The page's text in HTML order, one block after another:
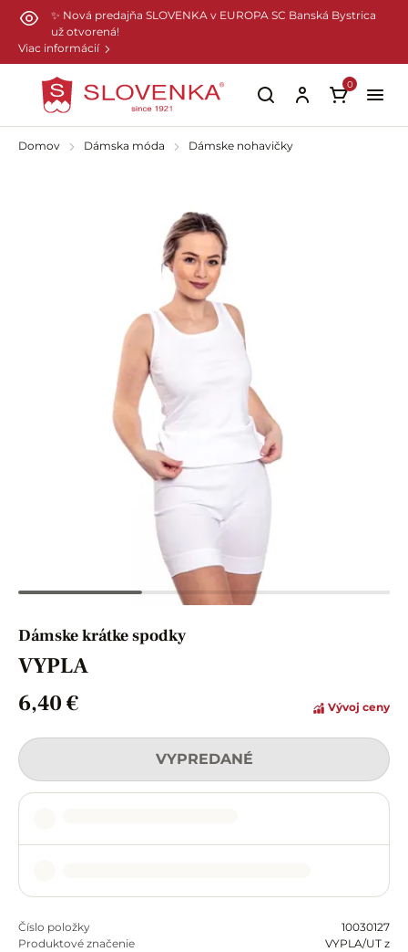
Preskočiť na hlavný obsah
✨ Nová predajňa SLOVENKA v EUROPA SC Banská Bystrica
už otvorená!
Viac informácií
0
Domov Dámska móda Dámske nohavičky
Dámske krátke spodky
VYPLA
6,40 €
Vývoj ceny
VYPREDANÉ
Číslo položky
10030127
Produktové značenie
VYPLA/UT z